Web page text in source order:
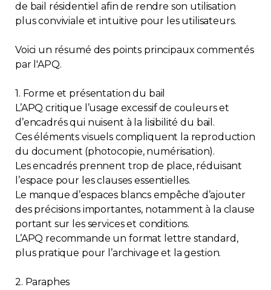
de bail résidentiel afin de rendre son utilisation
plus conviviale et intuitive pour les utilisateurs.
Voici un résumé des points principaux commentés
par l'APQ.
1. Forme et présentation du bail
L’APQ critique l’usage excessif de couleurs et
d’encadrés qui nuisent à la lisibilité du bail.
Ces éléments visuels compliquent la reproduction
du document (photocopie, numérisation).
Les encadrés prennent trop de place, réduisant
l’espace pour les clauses essentielles.
Le manque d’espaces blancs empêche d’ajouter
des précisions importantes, notamment à la clause
portant sur les services et conditions.
L’APQ recommande un format lettre standard,
plus pratique pour l’archivage et la gestion.
2. Paraphes